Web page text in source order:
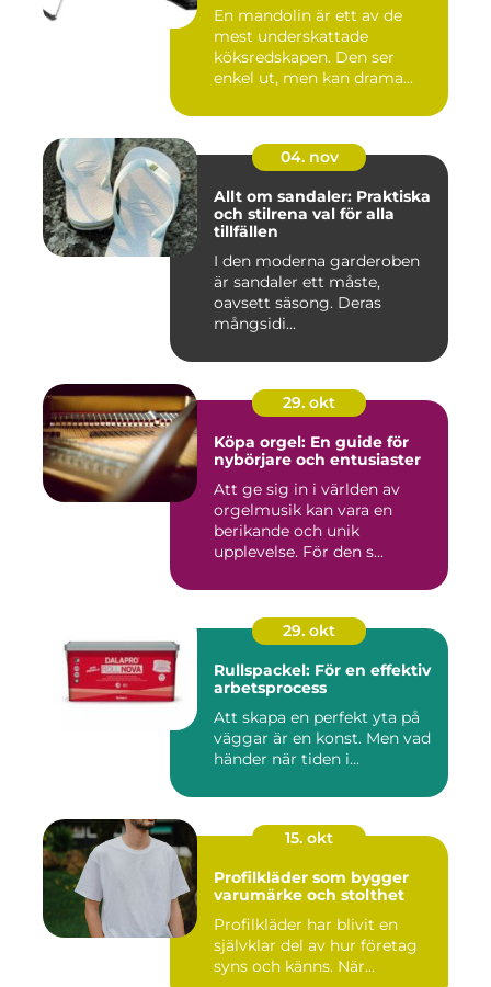
En mandolin är ett av de
mest underskattade
köksredskapen. Den ser
enkel ut, men kan drama...
04. nov
Allt om sandaler: Praktiska
och stilrena val för alla
tillfällen
I den moderna garderoben
är sandaler ett måste,
oavsett säsong. Deras
mångsidi...
29. okt
Köpa orgel: En guide för
nybörjare och entusiaster
Att ge sig in i världen av
orgelmusik kan vara en
berikande och unik
upplevelse. För den s...
29. okt
Rullspackel: För en effektiv
arbetsprocess
Att skapa en perfekt yta på
väggar är en konst. Men vad
händer när tiden i...
15. okt
Profilkläder som bygger
varumärke och stolthet
Profilkläder har blivit en
självklar del av hur företag
syns och känns. När...